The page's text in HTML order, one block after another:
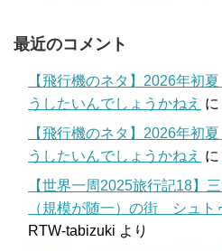
最近のコメント
【飛行機のネタ】2026年
うしたいんでしょうかねえ に
【飛行機のネタ】2026年
うしたいんでしょうかねえ に
【世界一周2025旅行記18】
（規模が随一）の街 シュト
RTW-tabizuki より